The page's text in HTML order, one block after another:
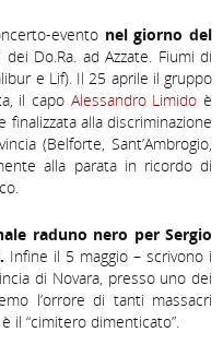
evento nel giorno del
Do.Ra. ad Azzate. Fiumi di
e Lif). Il 25 aprile il gruppo
il capo Alessandro Limido è
alla discriminazione
(Belforte, Sant’Ambrogio,
alla parata in ricordo di
raduno nero per Sergio
Infine il 5 maggio – scrivono i
di Novara, presso uno dei
l’orrore di tanti massacri
il “cimitero dimenticato”.